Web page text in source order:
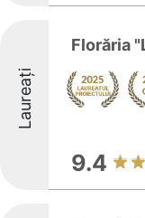
Laureați
Florăria
9.4